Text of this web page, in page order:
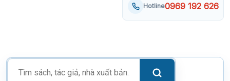
Tìm
kiếm
Hotline0969 192 626